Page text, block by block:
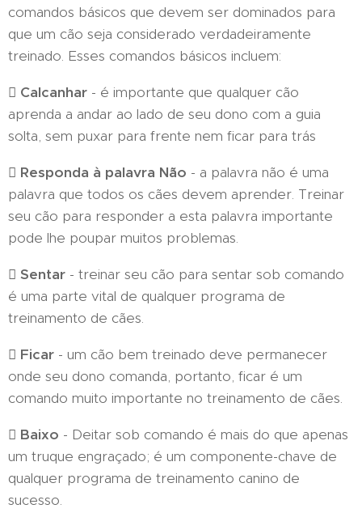
comandos básicos que devem ser dominados para
que um cão seja considerado verdadeiramente
treinado. Esses comandos básicos incluem:
 Calcanhar - é importante que qualquer cão
aprenda a andar ao lado de seu dono com a guia
solta, sem puxar para frente nem ficar para trás
 Responda à palavra Não - a palavra não é uma
palavra que todos os cães devem aprender. Treinar
seu cão para responder a esta palavra importante
pode lhe poupar muitos problemas.
 Sentar - treinar seu cão para sentar sob comando
é uma parte vital de qualquer programa de
treinamento de cães.
 Ficar - um cão bem treinado deve permanecer
onde seu dono comanda, portanto, ficar é um
comando muito importante no treinamento de cães.
 Baixo - Deitar sob comando é mais do que apenas
um truque engraçado; é um componente-chave de
qualquer programa de treinamento canino de
sucesso.